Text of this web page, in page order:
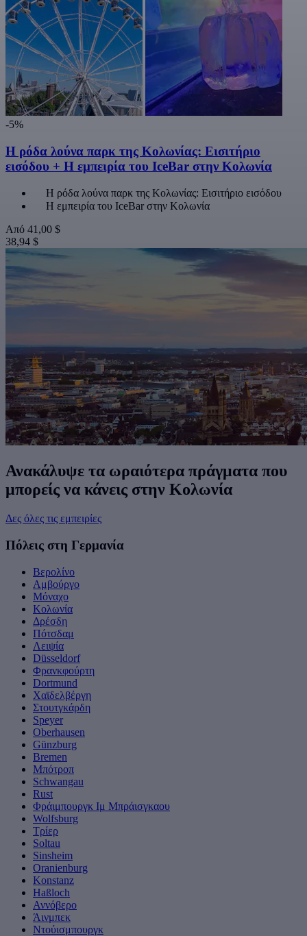
-5%
Η ρόδα λούνα παρκ της Κολωνίας: Εισιτήριο
εισόδου + Η εμπειρία του IceBar στην Κολωνία
Η ρόδα λούνα παρκ της Κολωνίας: Εισιτήριο εισόδου
Η εμπειρία του IceBar στην Κολωνία
Από 41,00 $
38,94 $
Ανακάλυψε τα ωραιότερα πράγματα που
μπορείς να κάνεις στην Κολωνία
Δες όλες τις εμπειρίες
Πόλεις στη Γερμανία
Βερολίνο
Αμβούργο
Μόναχο
Κολωνία
Δρέσδη
Πότσδαμ
Λειψία
Düsseldorf
Φρανκφούρτη
Dortmund
Χαϊδελβέργη
Στουτγκάρδη
Speyer
Oberhausen
Günzburg
Bremen
Μπότροπ
Schwangau
Rust
Φράιμπουργκ Ιμ Μπράισγκαου
Wolfsburg
Τρίερ
Soltau
Sinsheim
Oranienburg
Konstanz
Haßloch
Αννόβερο
Άινμπεκ
Ντούισμπουργκ